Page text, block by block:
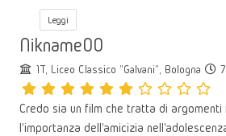
Leggi
Nikname00
1T, Liceo Classico "Galvani", Bologna
Credo sia un film che tratta di argomenti
l'importanza dell'amicizia